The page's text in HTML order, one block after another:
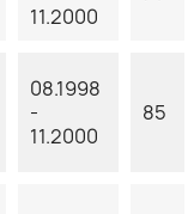
11.2000
08.1998
-
11.2000
85